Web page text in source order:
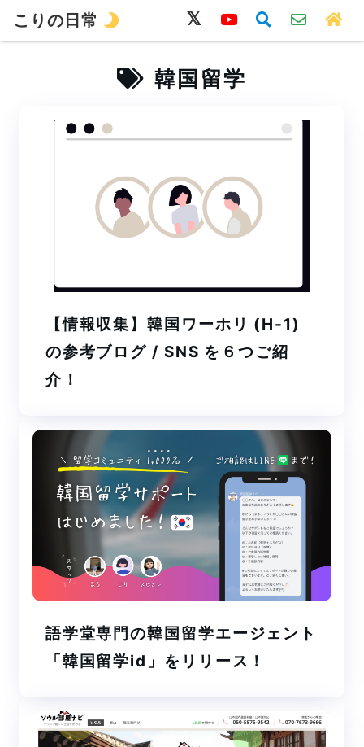
韓国語 旅行 留学 ワーホリ 生活
韓国留学
【情報収集】韓国ワーホリ (H-1)
の参考ブログ / SNS を６つご紹
介！
語学堂専門の韓国留学エージェント
「韓国留学id」をリリース！
こりの日常